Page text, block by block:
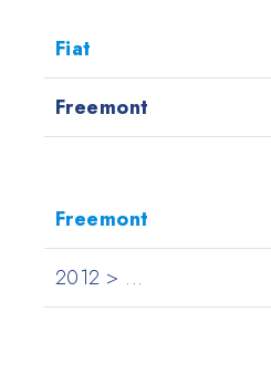
Fiat
Freemont
Freemont
2012 > ...